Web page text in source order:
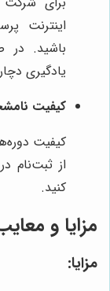
اینترنت
باشید.
یادگیری
کیفیت
کیفیت
از ثبت‌نام
کنید.
مزایا و
مزایا: